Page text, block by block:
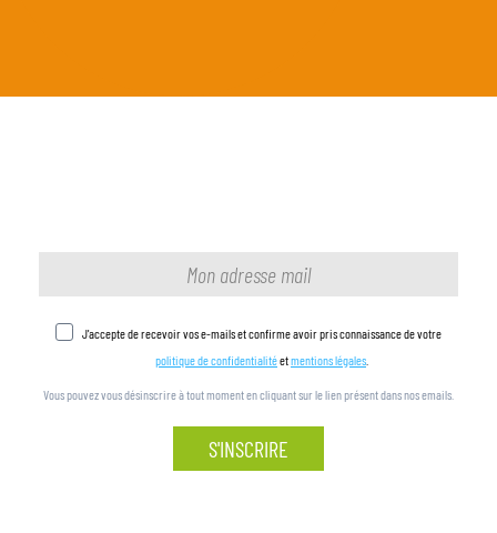
J'accepte de recevoir vos e-mails et confirme avoir pris connaissance de votre
politique de confidentialitéetmentions légales
Vous pouvez vous désinscrire à tout moment en cliquant sur le lien présent dans nos emails.
S'INSCRIRE